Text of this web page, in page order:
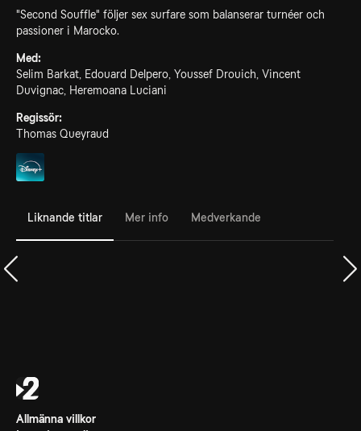
"Second Souffle" följer sex surfare som balanserar turnéer och
passioner i Marocko.
Med:
Selim Barkat, Edouard Delpero, Youssef Drouich, Vincent
Duvignac, Heremoana Luciani
Regissör:
Thomas Queyraud
Liknande titlar Mer info Medverkande
Allmänna villkor